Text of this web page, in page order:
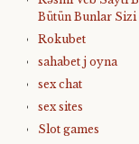
Bütün Bunlar Sizi
Rokubet
sahabet j oyna
sex chat
sex sites
Slot games